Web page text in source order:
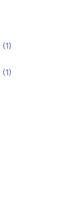
(1)
(1)